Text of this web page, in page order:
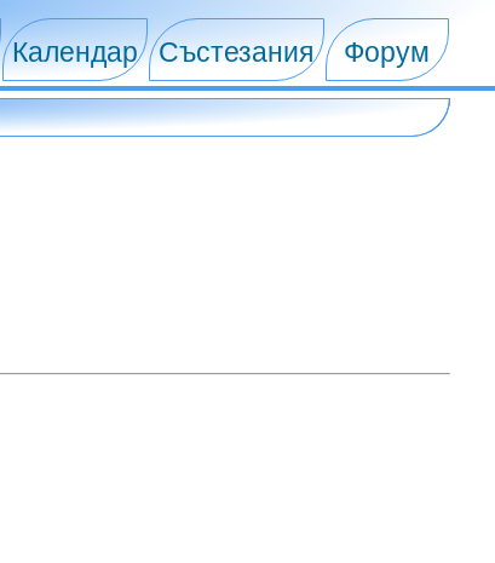
Календар Състезания Форум